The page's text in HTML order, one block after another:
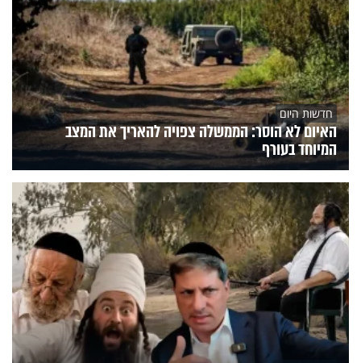
חדשות היום
האיום לא הוסר: הממשלה צפויה להאריך את המצב
המיוחד בעורף